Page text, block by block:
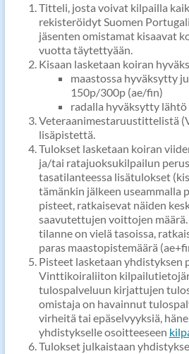
Titteli, josta voivat kilpailla
rekisteröidyt Suomen
jäsenten omistamat kisaavat
vuotta täytettyään.
Kisaan lasketaan koiran
maastossa hyväksytty
150p/300p (ae/fin)
radalla hyväksytty lähtö
Veteraanimestaruustittelistä
lisäpistettä.
Tulokset lasketaan koiran
ja/tai ratajuoksukilpailun
tasatilanteessa lisätulokset
tämänkin jälkeen useammalla
pisteet, ratkaisevat näiden
saavutettujen voittojen
tilanne on vielä tasoissa,
paras maastopistemäärä
Pisteet lasketaan yhdistyksen
Vinttikoiraliiton
tulospalveluun kirjattujen
omistaja on havainnut
virheitä tai epäselvyyksiä,
yhdistykselle osoitteeseen
Tulokset julkaistaan